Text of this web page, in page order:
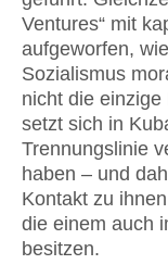
Ventures“ mit
aufgeworfen,
Sozialismus
nicht die
setzt sich in
Trennungslinie
haben – und
Kontakt zu
die einem auch
besitzen.